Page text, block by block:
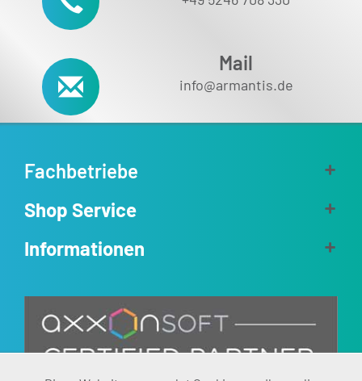
Mail
info@armantis.de
Fachbetriebe
Shop Service
Informationen